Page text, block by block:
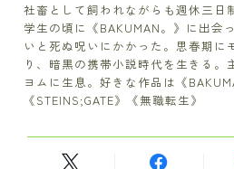
社畜として飼われながらも週休三日
学生の頃に《BAKUMAN。》に出会
いと死ぬ呪いにかかった。思春期に
り、暗黒の携帯小説時代を生きる。
ヨムに生息。好きな作品は《
《STEINS;GATE》《無職転生》